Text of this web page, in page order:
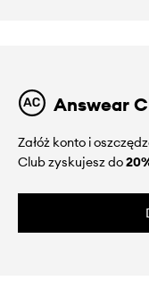
Answear
Załóż konto i
Club zyskujesz do